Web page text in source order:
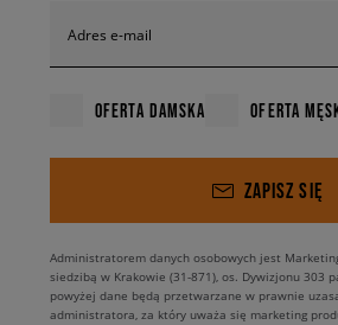
Adres e-mail
OFERTA DAMSKA OFERTA
ZAPISZ SIĘ
Administratorem danych osobowych jest
siedzibą w Krakowie (31-871), os. Dywizjonu 303
powyżej dane będą przetwarzane w prawnie
administratora, za który uważa się marketing